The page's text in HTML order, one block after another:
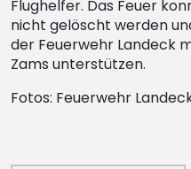
Flughelfer. Das Feuer
nicht gelöscht werden
der Feuerwehr Landeck
Zams unterstützen.
Fotos: Feuerwehr